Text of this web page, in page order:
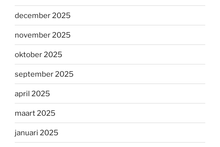
december 2025
november 2025
oktober 2025
september 2025
april 2025
maart 2025
januari 2025